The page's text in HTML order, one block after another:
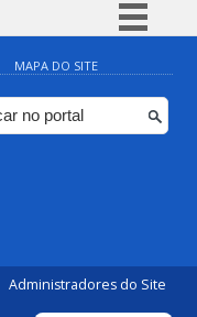
Simplifique!
Comunica BR
Participe
MAPA DO SITE
Administradores do Site